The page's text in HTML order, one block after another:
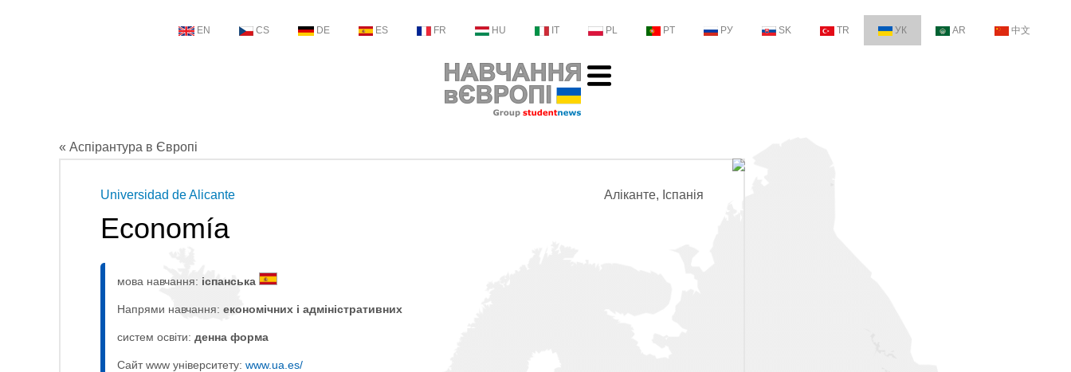
EN CS DE ES FR HU IT PL PT РУ SK TR УК AR 中文
« Аспірантура в Європі
Аліканте, Іспанія
Universidad de Alicante
Economía
мова навчання: іспанська
Напрями навчання: економічних і адміністративних
систем освіти: денна форма
Сайт www університету: www.ua.es/